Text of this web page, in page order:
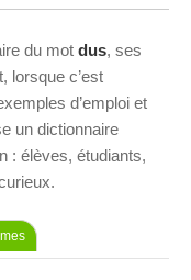
du mot dus, ses
lorsque c’est
d’emploi et
un dictionnaire
: élèves, étudiants,